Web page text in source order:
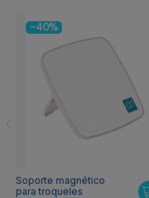
-40%
Soporte magnético
para troqueles